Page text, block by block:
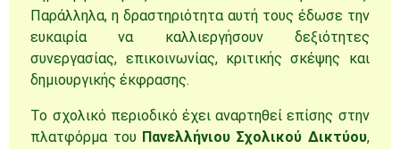
Παράλληλα, η δραστηριότητα αυτή τους έδωσε την
ευκαιρία να καλλιεργήσουν δεξιότητες
συνεργασίας, επικοινωνίας, κριτικής σκέψης και
δημιουργικής έκφρασης.
Το σχολικό περιοδικό έχει αναρτηθεί επίσης στην
πλατφόρμα του Πανελλήνιου Σχολικού Δικτύου,